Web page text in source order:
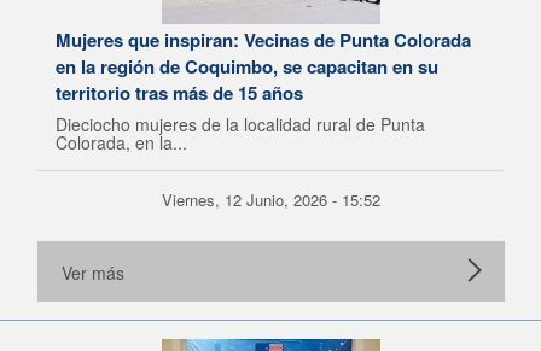
Mujeres que inspiran: Vecinas de Punta Colorada
en la región de Coquimbo, se capacitan en su
territorio tras más de 15 años
Dieciocho mujeres de la localidad rural de Punta
Colorada, en la...
Viernes, 12 Junio, 2026 - 15:52
Ver más